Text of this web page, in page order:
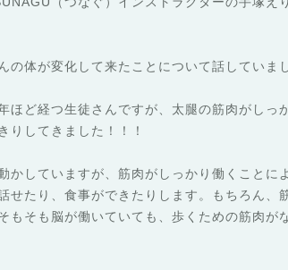
の体が変化して来たことについて話していま
ほど経つ生徒さんですが、太腿の筋肉がしっ
りしてきました！！！
かしていますが、筋肉がしっかり働くことに
せたり、食事ができたりします。もちろん、
もそも脳が働いていても、歩くための筋肉が